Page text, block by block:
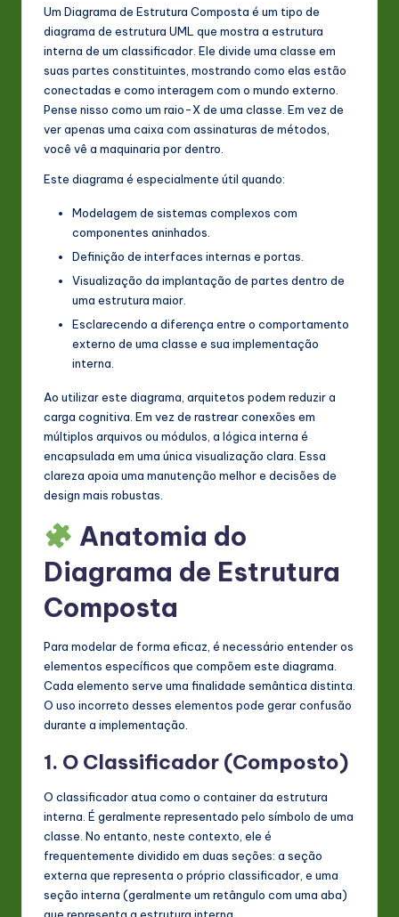
In
Um Diagrama de Estrutura Composta é um tipo de
diagrama de estrutura UML que mostra a estrutura
interna de um classificador. Ele divide uma classe em
suas partes constituintes, mostrando como elas estão
conectadas e como interagem com o mundo externo.
Pense nisso como um raio-X de uma classe. Em vez de
ver apenas uma caixa com assinaturas de métodos,
você vê a maquinaria por dentro.
Este diagrama é especialmente útil quando:
Modelagem de sistemas complexos com
componentes aninhados.
Definição de interfaces internas e portas.
Visualização da implantação de partes dentro de
uma estrutura maior.
Esclarecendo a diferença entre o comportamento
externo de uma classe e sua implementação
interna.
Ao utilizar este diagrama, arquitetos podem reduzir a
carga cognitiva. Em vez de rastrear conexões em
múltiplos arquivos ou módulos, a lógica interna é
encapsulada em uma única visualização clara. Essa
clareza apoia uma manutenção melhor e decisões de
design mais robustas.
Anatomia do
Diagrama de Estrutura
Composta
Para modelar de forma eficaz, é necessário entender os
elementos específicos que compõem este diagrama.
Cada elemento serve uma finalidade semântica distinta.
O uso incorreto desses elementos pode gerar confusão
durante a implementação.
1. O Classificador (Composto)
O classificador atua como o container da estrutura
interna. É geralmente representado pelo símbolo de uma
classe. No entanto, neste contexto, ele é
frequentemente dividido em duas seções: a seção
externa que representa o próprio classificador, e uma
seção interna (geralmente um retângulo com uma aba)